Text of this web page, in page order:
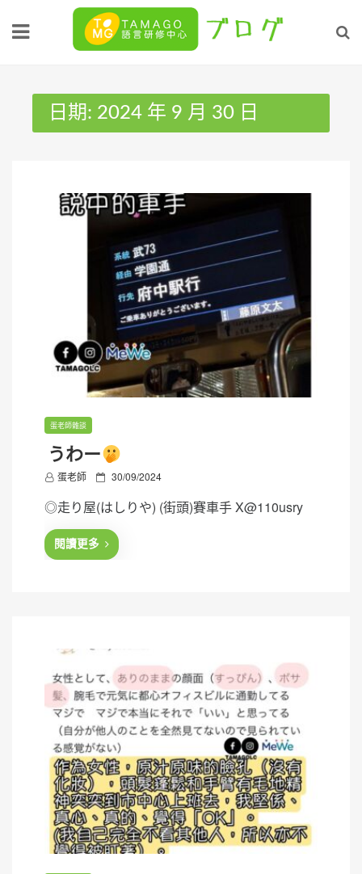
日期: 2024 年 9 月 30 日
蛋老師雜談
うわー
蛋老師
P
s
30/09/2024
◎走り屋(はしりや) (街頭)賽車手 X@110usry
閱讀更多